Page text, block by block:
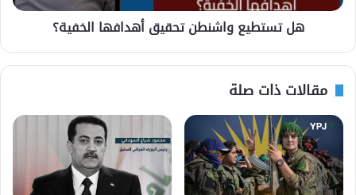
هل تستطيع واشنطن تحقيق أهدافها الخفية؟
مقالات ذات صلة